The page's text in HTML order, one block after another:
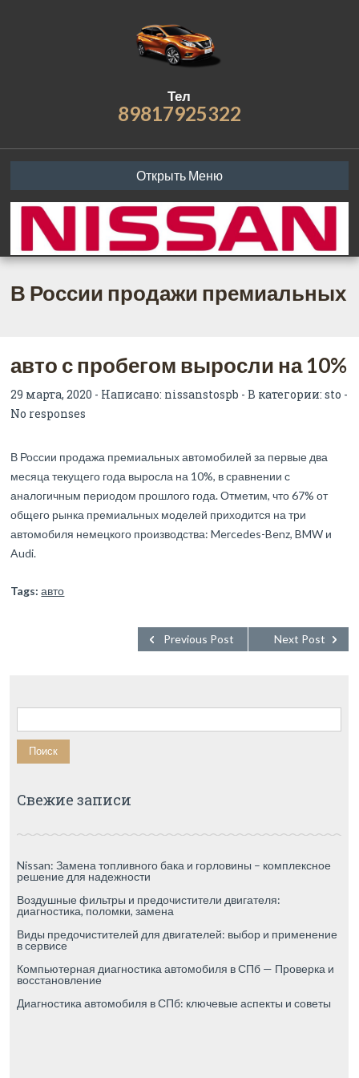
Тел
89817925322
Открыть Меню
В России продажи премиальных
авто с пробегом выросли на 10%
29 марта, 2020 - Написано: nissanstospb - В категории:sto -
No responses
В России продажа премиальных автомобилей за первые два
месяца текущего года выросла на 10%, в сравнении с
аналогичным периодом прошлого года. Отметим, что 67% от
общего рынка премиальных моделей приходится на три
автомобиля немецкого производства: Mercedes-Benz, BMW и
Audi.
Tags: авто
Next Post
Previous Post
Найти:
Свежие записи
Nissan: Замена топливного бака и горловины – комплексное
решение для надежности
Воздушные фильтры и предочистители двигателя:
диагностика, поломки, замена
Виды предочистителей для двигателей: выбор и применение
в сервисе
Компьютерная диагностика автомобиля в СПб — Проверка и
восстановление
Диагностика автомобиля в СПб: ключевые аспекты и советы